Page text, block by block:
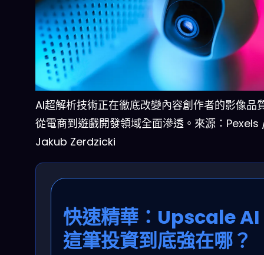
AI超解析技術正在徹底改變內容創作者的影像品
從電商到遊戲開發領域全面滲透。來源：Pexels
Jakub Zerdzicki
快速精華：Upscale AI
這筆投資到底強在哪？